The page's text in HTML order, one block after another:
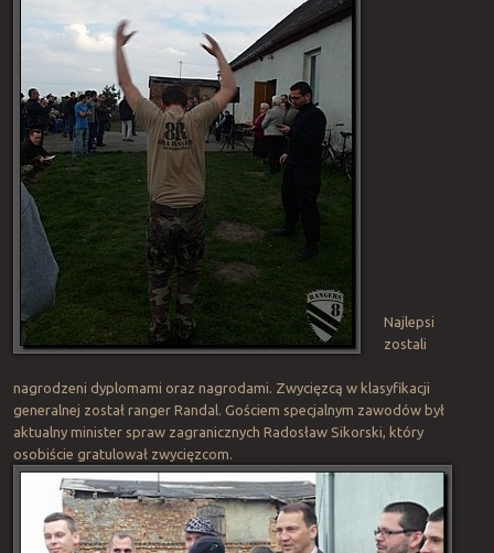
Najlepsi
zostali
nagrodzeni dyplomami oraz nagrodami. Zwycięzcą w klasyfikacji
generalnej został ranger Randal. Gościem specjalnym zawodów był
aktualny minister spraw zagranicznych Radosław Sikorski, który
osobiście gratulował zwycięzcom.